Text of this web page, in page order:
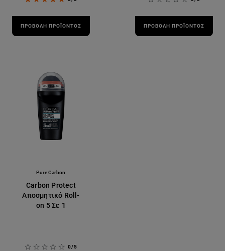
ΠΡΟΒΟΛΉ ΠΡΟΪΌΝΤΟΣ ΠΡΟΒΟΛΉ ΠΡΟΪΌΝΤΟΣ
Pure Carbon
Carbon Protect
Αποσμητικό Roll-
on 5 Σε 1
0/5